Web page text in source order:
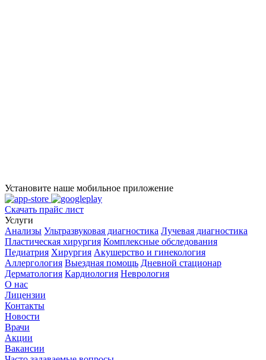
Установите наше мобильное приложение
Скачать прайс лист
Услуги
Анализы Ультразвуковая диагностика Лучевая диагностика
Пластическая хирургия Комплексные обследования
Педиатрия Хирургия Акушерство и гинекология
Аллергология Выездная помощь Дневной стационар
Дерматология Кардиология Неврология
О нас
Лицензии
Контакты
Новости
Врачи
Акции
Вакансии